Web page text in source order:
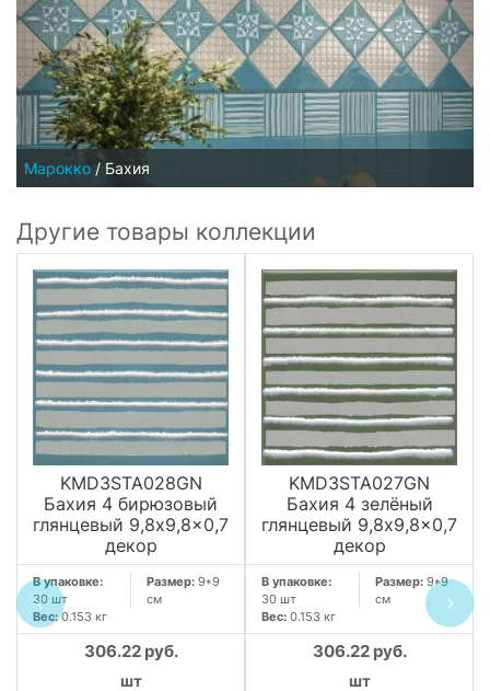
Марокко / Бахия
Другие товары коллекции
KMD3STA028GN
Бахия 4 бирюзовый
глянцевый 9,8x9,8x0,7
декор
В упаковке:
30 шт
Размер: 9*9
см
Вес:0.153 кг
306.22 руб.
шт
KMD3STA027GN
Бахия 4 зелёный
глянцевый 9,8x9,8x0,7
декор
В упаковке:
30 шт
Размер: 9*9
см
Вес: 0.153 кг
306.22 руб.
шт